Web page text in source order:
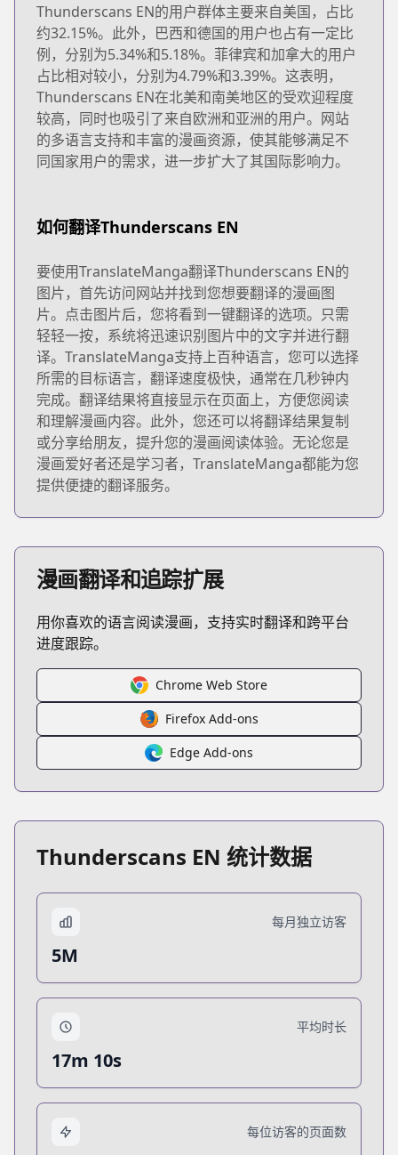
Thunderscans EN的用户群体主要来自美国，占比
约32.15%。此外，巴西和德国的用户也占有一定比
例，分别为5.34%和5.18%。菲律宾和加拿大的用户
占比相对较小，分别为4.79%和3.39%。这表明，
Thunderscans EN在北美和南美地区的受欢迎程度
较高，同时也吸引了来自欧洲和亚洲的用户。网站
的多语言支持和丰富的漫画资源，使其能够满足不
同国家用户的需求，进一步扩大了其国际影响力。
如何翻译Thunderscans EN
要使用TranslateManga翻译Thunderscans EN的
图片，首先访问网站并找到您想要翻译的漫画图
片。点击图片后，您将看到一键翻译的选项。只需
轻轻一按，系统将迅速识别图片中的文字并进行翻
译。TranslateManga支持上百种语言，您可以选择
所需的目标语言，翻译速度极快，通常在几秒钟内
完成。翻译结果将直接显示在页面上，方便您阅读
和理解漫画内容。此外，您还可以将翻译结果复制
或分享给朋友，提升您的漫画阅读体验。无论您是
漫画爱好者还是学习者，TranslateManga都能为您
提供便捷的翻译服务。
漫画翻译和追踪扩展
用你喜欢的语言阅读漫画，支持实时翻译和跨平台
进度跟踪。
Chrome Web Store
Firefox Add-ons
Edge Add-ons
Thunderscans EN 统计数据
每月独立访客
5M
平均时长
17m 10s
每位访客的页面数